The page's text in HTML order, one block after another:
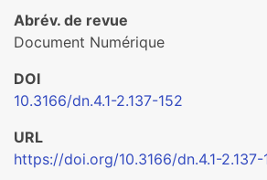
Abrév. de revue
Document Numérique
DOI
10.3166/dn.4.1-2.137-152
URL
https://doi.org/10.3166/dn.4.1-2.137-